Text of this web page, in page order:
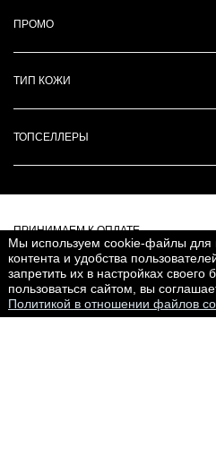
ПРОМО
ТИП КОЖИ
ТОПСЕЛЛЕРЫ
ПРИНИМАЕМ К ОПЛАТЕ
МЕДИА
Мы используем cookie-файлы для
контента и удобства
запретить их в настройках
пользоваться сайтом, вы
Политикой в отношении файлов